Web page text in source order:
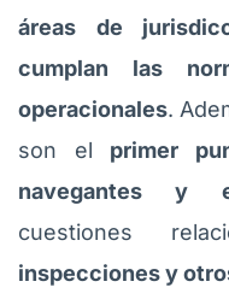
áreas de
cumplan las
operacionales.
son el primer
navegantes y
cuestiones
inspecciones y